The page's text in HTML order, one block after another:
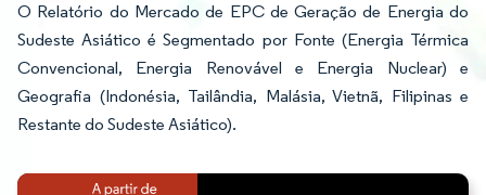
O Relatório do Mercado de EPC de Geração de Energia do
Sudeste Asiático é Segmentado por Fonte (Energia Térmica
Convencional, Energia Renovável e Energia Nuclear) e
Geografia (Indonésia, Tailândia, Malásia, Vietnã, Filipinas e
Restante do Sudeste Asiático).